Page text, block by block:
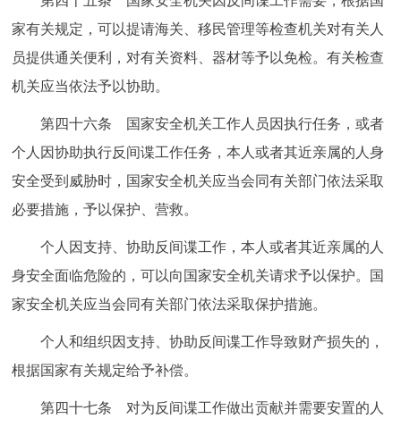
家有关规定，可以提请海关、移民管理等检查机关对有关人
员提供通关便利，对有关资料、器材等予以免检。有关检查
机关应当依法予以协助。
第四十六条 国家安全机关工作人员因执行任务，或者
个人因协助执行反间谍工作任务，本人或者其近亲属的人身
安全受到威胁时，国家安全机关应当会同有关部门依法采取
必要措施，予以保护、营救。
个人因支持、协助反间谍工作，本人或者其近亲属的人
身安全面临危险的，可以向国家安全机关请求予以保护。国
家安全机关应当会同有关部门依法采取保护措施。
个人和组织因支持、协助反间谍工作导致财产损失的，
根据国家有关规定给予补偿。
第四十七条 对为反间谍工作做出贡献并需要安置的人